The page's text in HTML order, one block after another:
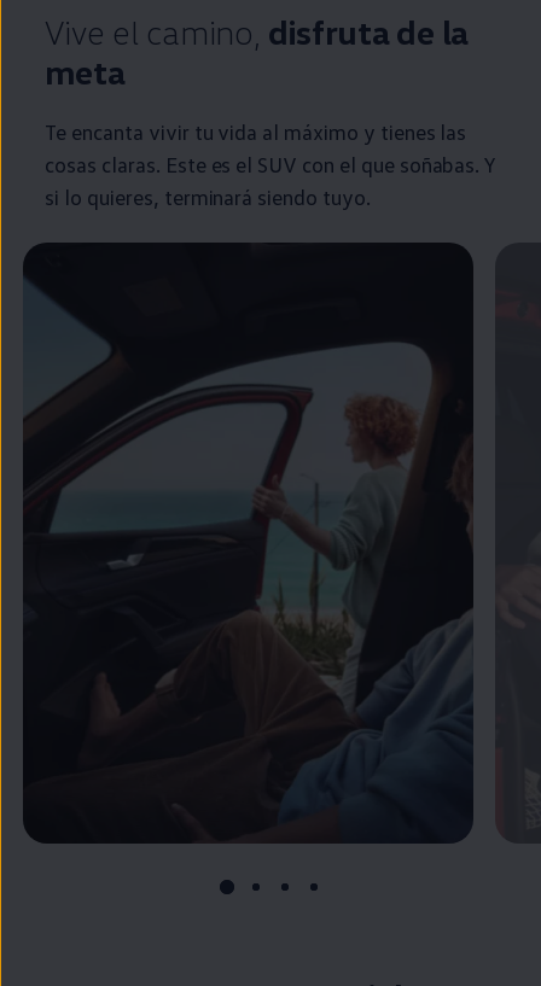
Vive el camino, disfruta de la
meta
Te encanta vivir tu vida al máximo y tienes las
cosas claras. Este es el SUV con el que soñabas. Y
si lo quieres, terminará siendo tuyo.
Enable fullscreen mode